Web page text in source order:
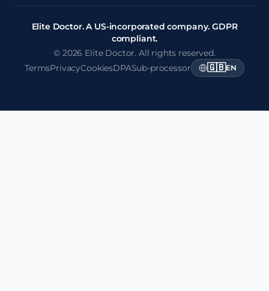
Elite Doctor. A US-incorporated company. GDPR
compliant.
© 2026 Elite Doctor. All rights reserved.
TermsPrivacyCookiesDPASub-processor 🇬🇧EN